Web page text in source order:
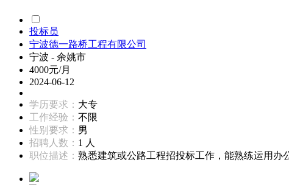
投标员
宁波德一路桥工程有限公司
宁波 - 余姚市
4000元/月
2024-06-12
学历要求： 大专
工作经验： 不限
性别要求： 男
招聘人数： 1 人
职位描述： 熟悉建筑或公路工程招投标工作，能熟练运用